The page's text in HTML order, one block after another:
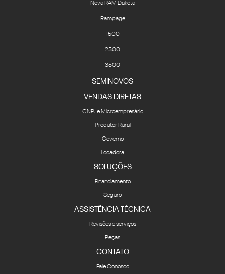
Rampage
1500
2500
3500
VENDAS DIRETAS
CNPJ e Microempresário
Produtor Rural
Governo
Locadora
SOLUÇÕES
Financiamento
Seguro
ASSISTÊNCIA TÉCNICA
Revisões e serviços
Peças
CONTATO
Fale Conosco
Agende um test-drive